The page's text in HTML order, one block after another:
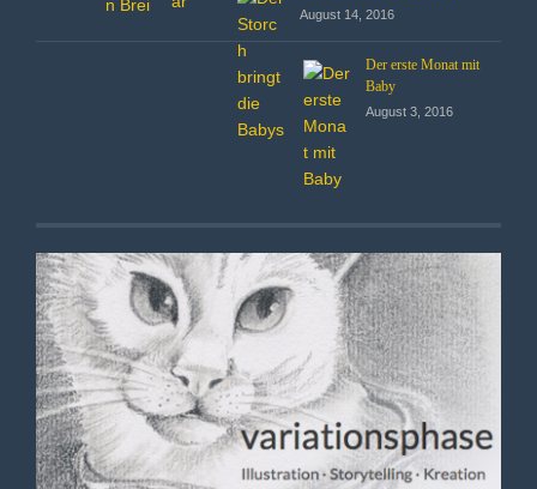
August 14, 2016
Der erste Monat mit
Baby
August 3, 2016